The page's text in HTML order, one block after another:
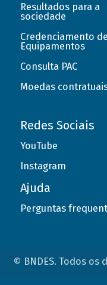
Resultados para a
sociedade
Credenciamento de
Equipamentos
Consulta PAC
Moedas
Redes Sociais
YouTube
Instagram
Ajuda
Perguntas
© BNDES. Todos os